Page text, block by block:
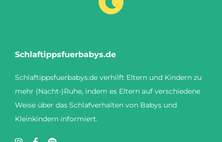
Schlaftippsfuerbabys.de
Schlaftippsfuerbabys.de verhilft Eltern und Kindern zu
mehr (Nacht-)Ruhe, indem es Eltern auf verschiedene
Weise über das Schlafverhalten von Babys und
Kleinkindern informiert.